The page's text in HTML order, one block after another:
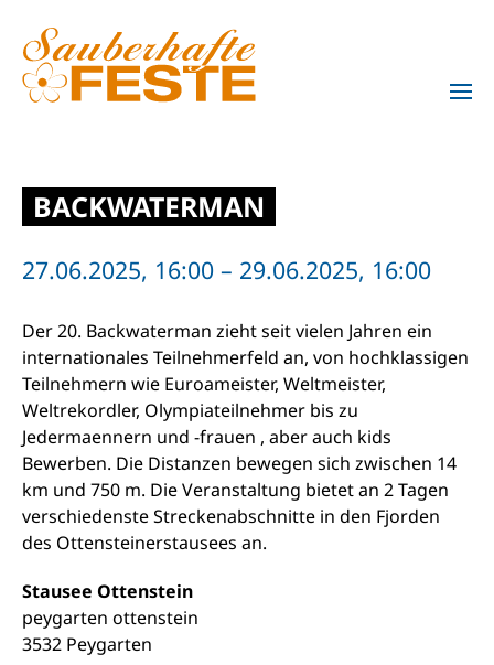
Zum Hauptinhalt springen
BACKWATERMAN
27.06.2025, 16:00 – 29.06.2025, 16:00
Der 20. Backwaterman zieht seit vielen Jahren ein
internationales Teilnehmerfeld an, von hochklassigen
Teilnehmern wie Euroameister, Weltmeister,
Weltrekordler, Olympiateilnehmer bis zu
Jedermaennern und -frauen , aber auch kids
Bewerben. Die Distanzen bewegen sich zwischen 14
km und 750 m. Die Veranstaltung bietet an 2 Tagen
verschiedenste Streckenabschnitte in den Fjorden
des Ottensteinerstausees an.
Stausee Ottenstein
peygarten ottenstein
3532 Peygarten